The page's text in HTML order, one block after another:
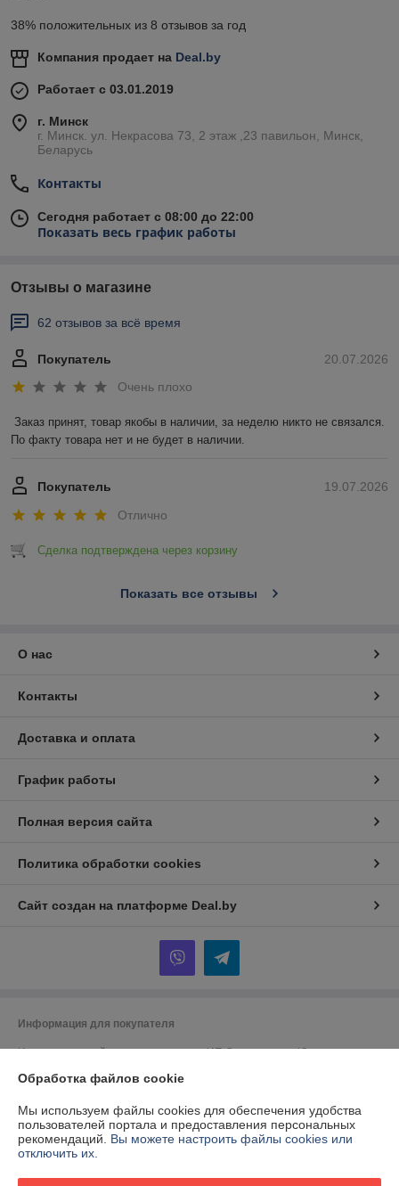
38% положительных из 8 отзывов за год
Компания продает на Deal.by
Работает с 03.01.2019
г. Минск
г. Минск. ул. Некрасова 73, 2 этаж ,23 павильон, Минск,
Беларусь
Контакты
Сегодня работает с 08:00 до 22:00
Показать весь график работы
Отзывы о магазине
62 отзывов за всё время
20.07.2026
Покупатель
Очень плохо
Заказ принят, товар якобы в наличии, за неделю никто не связался.
По факту товара нет и не будет в наличии.
19.07.2026
Покупатель
Отлично
Сделка подтверждена через корзину
Показать все отзывы
О нас
Контакты
Доставка и оплата
График работы
Полная версия сайта
Политика обработки cookies
Сайт создан на платформе Deal.by
Информация для покупателя
Индивидуальный предприниматель:ИП Спиридонова Юлия
г. Минск, ул. Гая, дом 20, кв. 3
Регистрационный номер ЕГР: 190153422
УНП: 190153422
Обработка файлов cookie
Мы используем файлы cookies для обеспечения удобства
пользователей портала и предоставления персональных
рекомендаций. Вы можете настроить файлы cookies или
отключить их.